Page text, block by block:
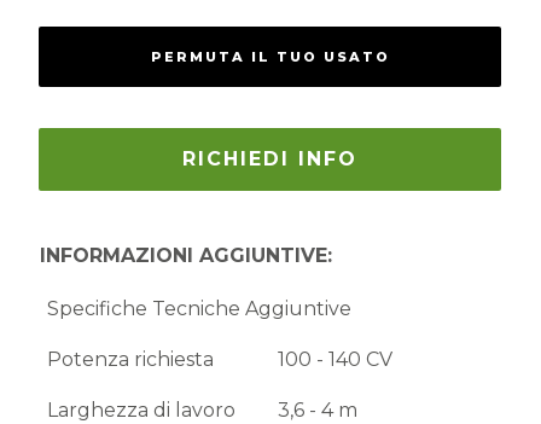
PERMUTA IL TUO USATO
RICHIEDI INFO
INFORMAZIONI AGGIUNTIVE:
Specifiche Tecniche Aggiuntive
Potenza richiesta 100 - 140 CV
Larghezza di lavoro 3,6 - 4 m